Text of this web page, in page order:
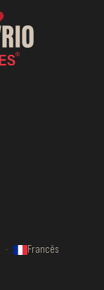
· Francês